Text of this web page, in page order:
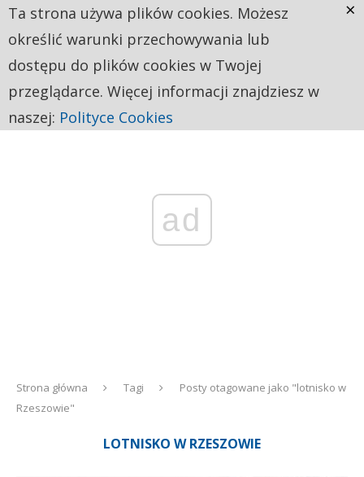
ad
Strona główna Tagi
Posty otagowane jako "lotnisko w
Rzeszowie"
LOTNISKO W RZESZOWIE
Ta strona używa plików cookies. Możesz
określić warunki przechowywania lub
dostępu do plików cookies w Twojej
przeglądarce. Więcej informacji znajdziesz w
naszej: Polityce Cookies
×